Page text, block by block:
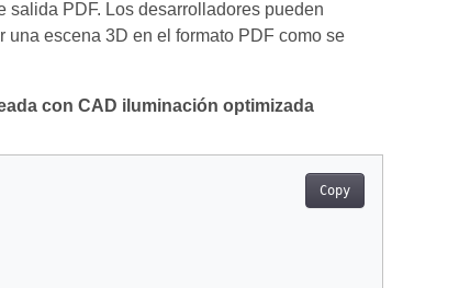
salida PDF. Los desarrolladores pueden
escena 3D en el formato PDF como se
con CAD iluminación optimizada
Copy